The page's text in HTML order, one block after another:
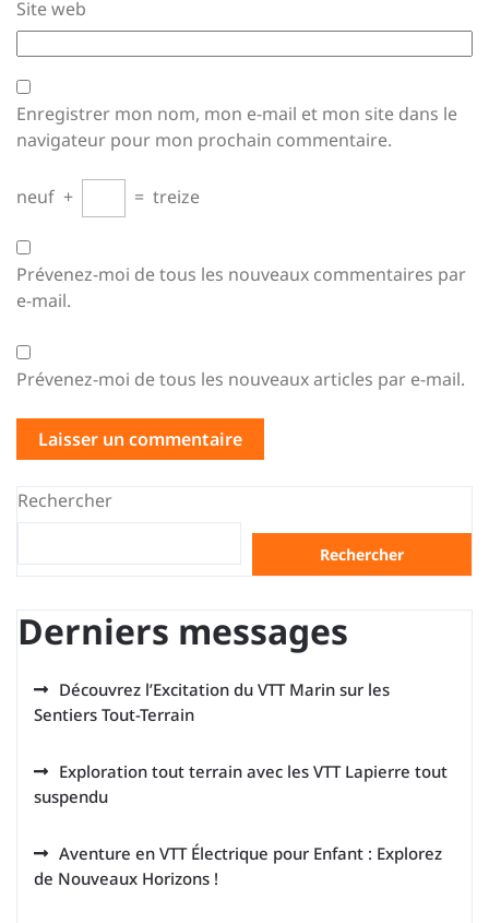
Site web
Enregistrer mon nom, mon e-mail et mon site dans le
navigateur pour mon prochain commentaire.
neuf + = treize
Prévenez-moi de tous les nouveaux commentaires par
e-mail.
Prévenez-moi de tous les nouveaux articles par e-mail.
Rechercher
Rechercher
Derniers messages
Découvrez l’Excitation du VTT Marin sur les
Sentiers Tout-Terrain
Exploration tout terrain avec les VTT Lapierre tout
suspendu
Aventure en VTT Électrique pour Enfant : Explorez
de Nouveaux Horizons !